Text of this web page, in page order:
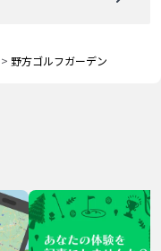
> 野方ゴルフガーデン